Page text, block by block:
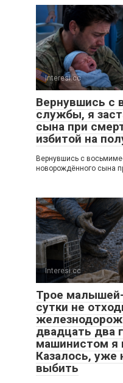
Interesi.cc
Вернувшись с
службы, я
сына при
избитой на
Вернувшись с
новорождённого сына
Interesi.cc
Трое
сутки не
двадцать два
машинистом я
Казалось, уже
выбить